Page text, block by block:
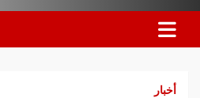
Screen Arabia
أخبار